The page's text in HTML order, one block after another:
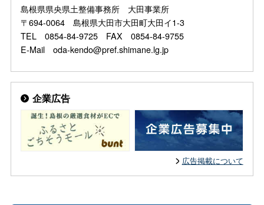
島根県県央県土整備事務所 大田事業所
〒694-0064 島根県大田市大田町大田イ1-3
TEL 0854-84-9725 FAX 0854-84-9755
E-Mail oda-kendo@pref.shimane.lg.jp
企業広告
広告掲載について